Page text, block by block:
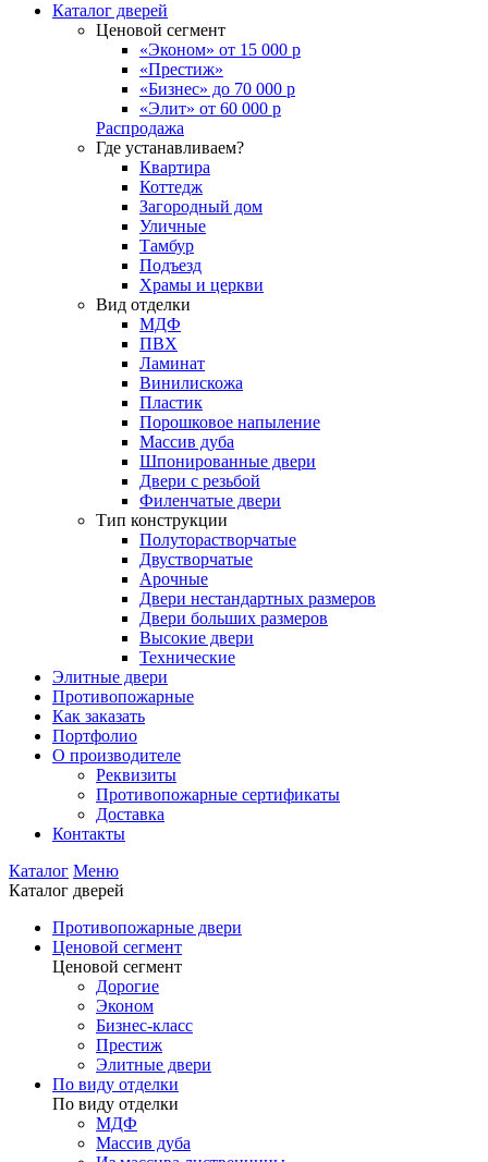
Каталог дверей
Ценовой сегмент
«Эконом» от 15 000 р
«Престиж»
«Бизнес» до 70 000 р
«Элит» от 60 000 р
Распродажа
Где устанавливаем?
Квартира
Коттедж
Загородный дом
Уличные
Тамбур
Подъезд
Храмы и церкви
Вид отделки
МДФ
ПВХ
Ламинат
Винилискожа
Пластик
Порошковое напыление
Массив дуба
Шпонированные двери
Двери с резьбой
Филенчатые двери
Тип конструкции
Полуторастворчатые
Двустворчатые
Арочные
Двери нестандартных размеров
Двери больших размеров
Высокие двери
Технические
Элитные двери
Противопожарные
Как заказать
Портфолио
О производителе
Реквизиты
Противопожарные сертификаты
Доставка
Контакты
Каталог Меню
Каталог дверей
Противопожарные двери
Ценовой сегмент
Ценовой сегмент
Дорогие
Эконом
Бизнес-класс
Престиж
Элитные двери
По виду отделки
По виду отделки
МДФ
Массив дуба